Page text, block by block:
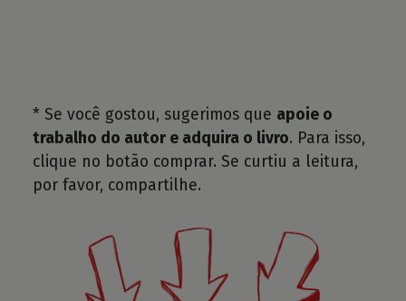
* Se você gostou, sugerimos que apoie o
trabalho do autor e adquira o livro. Para isso,
clique no botão comprar. Se curtiu a leitura,
por favor, compartilhe.